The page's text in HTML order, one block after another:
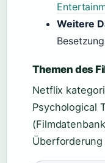
Weitere
Themen des
Netflix
Psychological